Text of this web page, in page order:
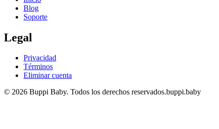
Blog
Soporte
Legal
Privacidad
Términos
Eliminar cuenta
© 2026 Buppi Baby. Todos los derechos reservados.buppi.baby